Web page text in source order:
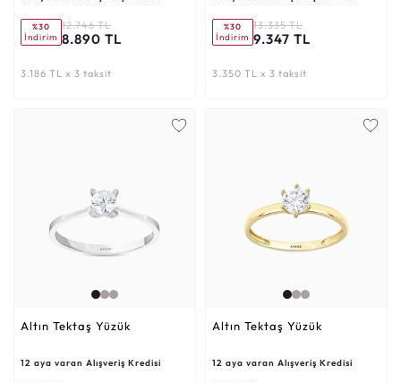
%30
İndirim
12.746 TL
8.890 TL
3.186 TL x 3 taksit
%30
İndirim
13.335 TL
9.347 TL
3.350 TL x 3 taksit
Altın Tektaş Yüzük
12 aya varan Alışveriş Kredisi
Altın Tektaş Yüzük
12 aya varan Alışveriş Kredisi